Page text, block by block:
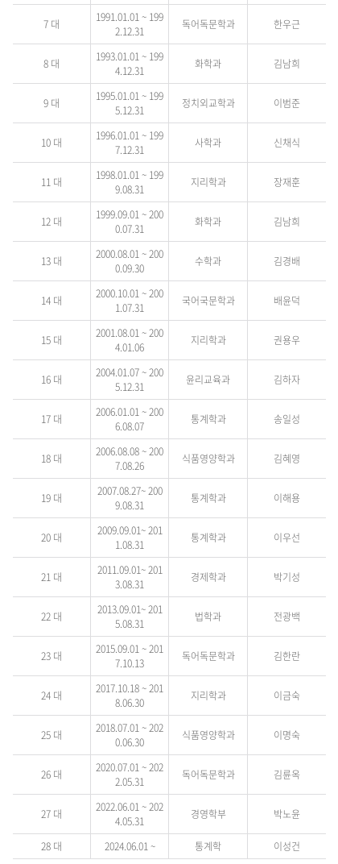
7 대
1991.01.01 ~ 199
2.12.31
독어독문학과 한우근
8 대
1993.01.01 ~ 199
4.12.31
화학과 김남희
9 대
1995.01.01 ~ 199
5.12.31
정치외교학과 이범준
10 대
1996.01.01 ~ 199
7.12.31
사학과 신채식
11 대
1998.01.01 ~ 199
9.08.31
지리학과 장재훈
12 대
1999.09.01 ~ 200
0.07.31
화학과 김남희
13 대
2000.08.01 ~ 200
0.09.30
수학과 김경배
14 대
2000.10.01 ~ 200
1.07.31
국어국문학과 배윤덕
15 대
2001.08.01 ~ 200
4.01.06
지리학과 권용우
16 대
2004.01.07 ~ 200
5.12.31
윤리교육과 김하자
17 대
2006.01.01 ~ 200
6.08.07
통계학과 송일성
18 대
2006.08.08 ~ 200
7.08.26
식품영양학과 김혜영
19 대
2007.08.27~ 200
9.08.31
통계학과 이해용
20 대
2009.09.01~ 201
1.08.31
통계학과 이우선
21 대
2011.09.01~ 201
3.08.31
경제학과 박기성
22 대
2013.09.01~ 201
5.08.31
법학과 전광백
23 대
2015.09.01 ~ 201
7.10.13
독어독문학과 김한란
24 대
2017.10.18 ~ 201
8.06.30
지리학과 이금숙
25 대
2018.07.01 ~ 202
0.06.30
식품영양학과 이명숙
26 대
2020.07.01 ~ 202
2.05.31
독어독문학과 김륜옥
27 대
2022.06.01 ~ 202
4.05.31
경영학부 박노윤
28 대 2024.06.01 ~ 통계학 이성건